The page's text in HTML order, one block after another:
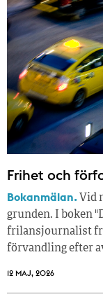
Frihet och
Bokanmälan. Vid
grunden. I boken
frilansjournalist
förvandling efter
12 MAJ, 2026